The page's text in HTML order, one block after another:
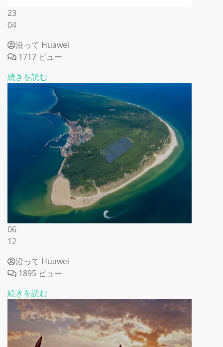
23
04
沿って Huawei
1717 ビュー
続きを読む
06
12
沿って Huawei
1895 ビュー
続きを読む